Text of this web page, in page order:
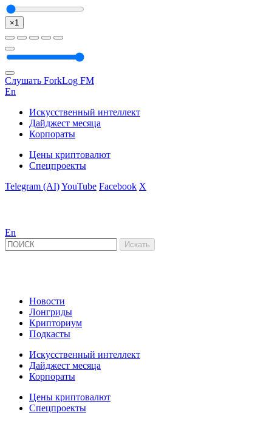
×1
Слушать ForkLog FM
En
Искусственный интеллект
Дайджест месяца
Корпораты
Цены криптовалют
Спецпроекты
Telegram (AI)YouTube Facebook X
En
Новости
Лонгриды
Крипториум
Подкасты
Искусственный интеллект
Дайджест месяца
Корпораты
Цены криптовалют
Спецпроекты